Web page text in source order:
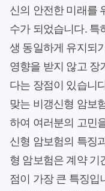
신의 안전한 미래를
수가 되었습니다. 특
생 동일하게 유지되
영향을 받지 않고 장
다는 장점이 있습니
맞는 비갱신형 암보
하여 여러분의 고민
신형 암보험의 특징
형 암보험은 계약 기
점이 가장 큰 특징입